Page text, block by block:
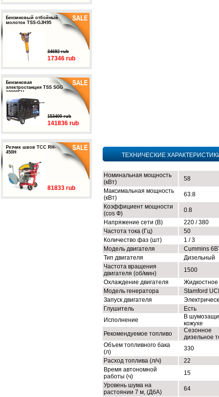
Бензиновый отбойный
молоток TSS-GJH95
34692 rub
17346 rub
Бензиновая
электростанция TSS SGG
10000EH
153400 rub
141836 rub
Резчик швов ТСС RH-
450H
81833 rub
ТЕХНИЧЕСКИЕ
Номинальная мощность
(кВт)
58
Максимальная мощность
(кВт)
63.8
Коэффициент мощности
(cos Ф)
0.8
Напряжение сети (В)
220 / 380
Частота тока (Гц)
50
Количество фаз (шт)
1 / 3
Модель двигателя
Cummins
Тип двигателя
Дизельный
Частота вращения
двигателя (об/мин)
1500
Охлаждение двигателя
Жидкостное
Модель генератора
Stamford
Запуск двигателя
Глушитель
Есть
Исполнение
В
кожухе
Рекомендуемое топливо
Сезонное
дизельное
Объем топливного бака
(л)
330
Расход топлива (л/ч)
22
Время автономной
работы (ч)
15
Уровень шума на
растоянии 7 м, (ДбА)
64